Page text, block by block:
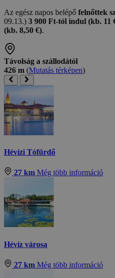
Az egész napos belépő felnőttek
09.13.) 3 900 Ft-tól indul (kb. 11
(kb. 8,50 €).
Távolság a szállodától
426 m (Mutatás térképen)
Hévízi Tófürdő
27 km Még több információ
Hévíz városa
27 km Még több információ